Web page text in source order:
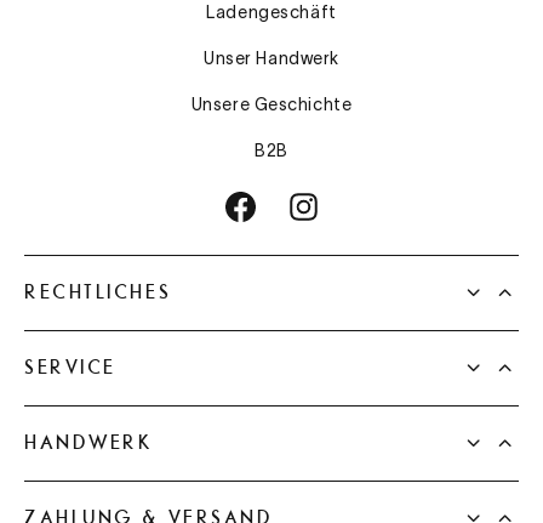
RECHTLICHES
SERVICE
Ladengeschäft
Unser Handwerk
Unsere Geschichte
B2B
HANDWERK
ZAHLUNG & VERSAND